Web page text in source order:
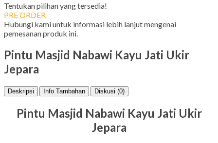
Tentukan pilihan yang tersedia!
PRE ORDER
Hubungi kami untuk informasi lebih lanjut mengenai
pemesanan produk ini.
Pintu Masjid Nabawi Kayu Jati Ukir
Jepara
Deskripsi Info Tambahan Diskusi (0)
Pintu Masjid Nabawi Kayu Jati Ukir
Jepara